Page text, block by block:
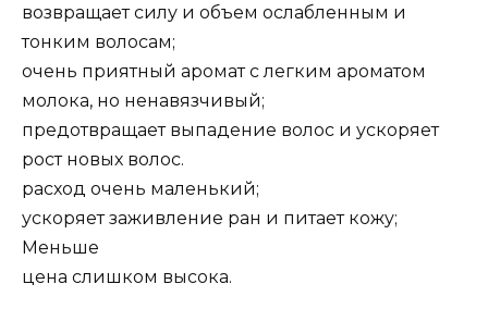
возвращает силу и объем ослабленным и
тонким волосам;
очень приятный аромат с легким ароматом
молока, но ненавязчивый;
предотвращает выпадение волос и ускоряет
рост новых волос.
расход очень маленький;
ускоряет заживление ран и питает кожу;
Меньше
цена слишком высока.